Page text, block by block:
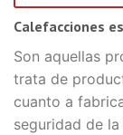
Calefacciones
Son aquellas
trata de
cuanto a
seguridad de